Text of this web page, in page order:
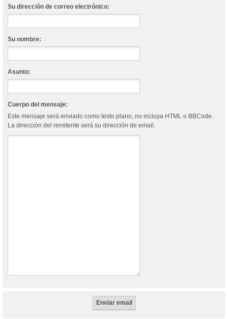
Su dirección de correo electrónico:
Su nombre:
Asunto:
Cuerpo del mensaje:
Este mensaje será enviado como texto plano, no incluya HTML o BBCode.
La dirección del remitente será su dirección de email.